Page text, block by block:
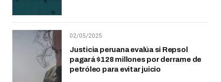
02/05/2025
Justicia peruana evalúa si Repsol
pagará $128 millones por derrame de
petróleo para evitar juicio